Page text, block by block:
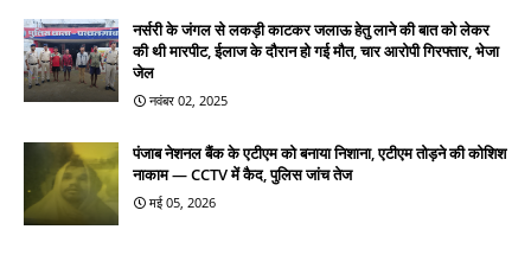
नर्सरी के जंगल से लकड़ी काटकर जलाऊ हेतु लाने की बात को लेकर
की थी मारपीट, ईलाज के दौरान हो गई मौत, चार आरोपी गिरफ्तार, भेजा
जेल
नवंबर 02, 2025
पंजाब नेशनल बैंक के एटीएम को बनाया निशाना, एटीएम तोड़ने की कोशिश
नाकाम — CCTV में कैद, पुलिस जांच तेज
मई 05, 2026